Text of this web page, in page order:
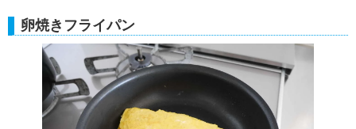
卵焼きフライパン